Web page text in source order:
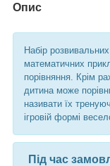
Опис
Набір
математичних
порівняння. Крім
дитина може
називати їх
ігровій формі
Під час